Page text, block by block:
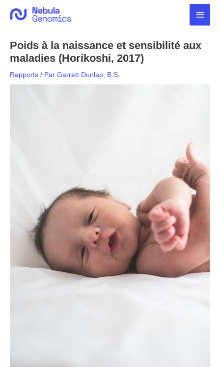
Poids à la naissance et sensibilité aux
maladies (Horikoshi, 2017)
Rapports / Par Garrett Dunlap, B.S.